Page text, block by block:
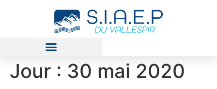
Jour : 30 mai 2020